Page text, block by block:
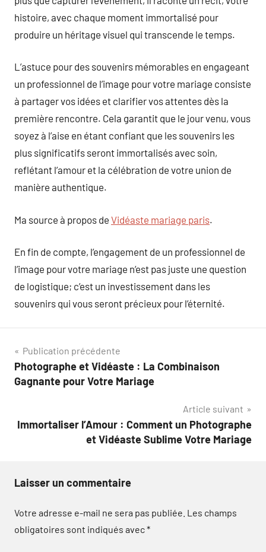
histoire, avec chaque moment immortalisé pour
produire un héritage visuel qui transcende le temps.
L’astuce pour des souvenirs mémorables en engageant
un professionnel de l’image pour votre mariage consiste
à partager vos idées et clarifier vos attentes dès la
première rencontre. Cela garantit que le jour venu, vous
soyez à l’aise en étant confiant que les souvenirs les
plus significatifs seront immortalisés avec soin,
reflétant l’amour et la célébration de votre union de
manière authentique.
Ma source à propos de Vidéaste mariage paris.
En fin de compte, l’engagement de un professionnel de
l’image pour votre mariage n’est pas juste une question
de logistique; c’est un investissement dans les
souvenirs qui vous seront précieux pour l’éternité.
Navigation
de
Publication précédente
Photographe et Vidéaste : La Combinaison
Gagnante pour Votre Mariage
Article suivant
Immortaliser l’Amour : Comment un Photographe
et Vidéaste Sublime Votre Mariage
Laisser un commentaire
Votre adresse e-mail ne sera pas publiée. Les champs
obligatoires sont indiqués avec*